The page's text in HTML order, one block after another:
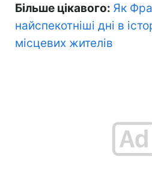
Більше цікавого: Як
найспекотніші дні в
місцевих жителів